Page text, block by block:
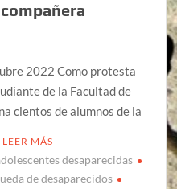
2022 Como protesta
de la Facultad de
cientos de alumnos de la
LEER MÁS
desaparecidas
de desaparecidos